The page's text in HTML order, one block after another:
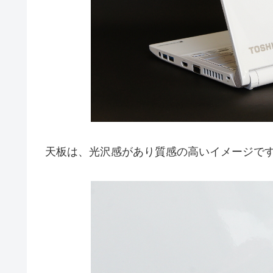
天板は、光沢感があり質感の高いイメージで